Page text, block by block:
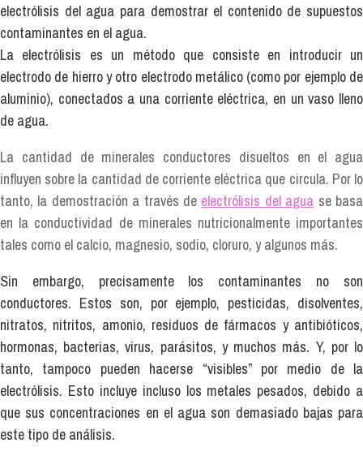
electrólisis del agua para demostrar el contenido de supuestos
contaminantes en el agua.
La electrólisis es un método que consiste en introducir un
electrodo de hierro y otro electrodo metálico (como por ejemplo de
aluminio), conectados a una corriente eléctrica, en un vaso lleno
de agua.
La cantidad de minerales conductores disueltos en el agua
influyen sobre la cantidad de corriente eléctrica que circula. Por lo
tanto, la demostración a través de electrólisis del agua se basa
en la conductividad de minerales nutricionalmente importantes
tales como el calcio, magnesio, sodio, cloruro, y algunos más.
Sin embargo, precisamente los contaminantes no son
conductores. Estos son, por ejemplo, pesticidas, disolventes,
nitratos, nitritos, amonio, residuos de fármacos y antibióticos,
hormonas, bacterias, virus, parásitos, y muchos más. Y, por lo
tanto, tampoco pueden hacerse “visibles” por medio de la
electrólisis. Esto incluye incluso los metales pesados, debido a
que sus concentraciones en el agua son demasiado bajas para
este tipo de análisis.